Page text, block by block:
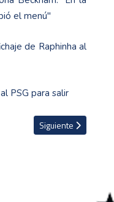
el menú"
de Raphinha al
PSG para salir
2017 es la última
Artículo siguiente:
Siguiente